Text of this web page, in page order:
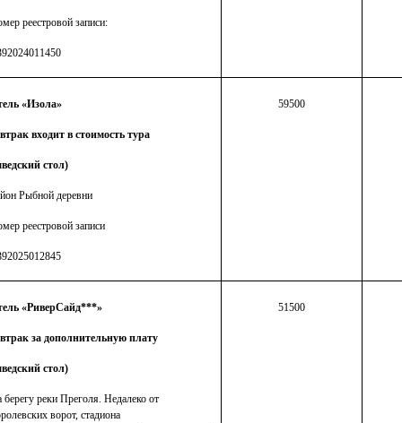
реестровой записи:
«Изола»
входит в стоимость тура
стол)
Рыбной деревни
реестровой записи
59500
«РиверСайд***»
за дополнительную плату
стол)
берегу реки Преголя. Недалеко от
ворот, стадиона
51500